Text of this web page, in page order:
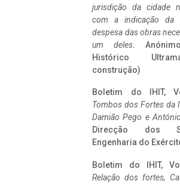
jurisdição da cidade
com a indicação da
despesa das obras
um deles.
Histórico
construção)
Boletim do IHIT,
Tombos dos Fortes da
Damião Pego e
Direcção dos
Engenharia do
Boletim do IHIT,
Relação dos fortes,